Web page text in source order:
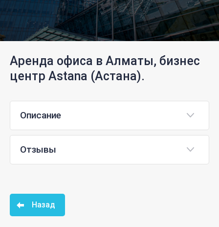
Аренда офиса в Алматы, бизнес
центр Astana (Астана).
Описание
Отзывы
Назад